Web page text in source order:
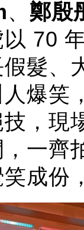
、 鄭殷
以 70
髮、
爆笑
， 現
一齊
成份